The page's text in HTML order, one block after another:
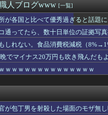
ものを契約している。ある日、そ
強の喫煙方法←これｗｗｗｗｗ
ど山本太郎は無くならないからね
。 助けてください。」
り切れちゃった理由」
「えっ…」→苦しんでいる最中に届
に耳洗浄しに行ったらこうなる
ジャクソン・アーバインを完全移
付いたんやが
んでる『理由』、ガチでヤバイ・
たこと第1位・・・
人ブログwww [一覧]
が各国と比べて優秀過ぎると話題に
通ってたら、数十日単位の証拠写
しれない。食品消費税減税（
でマイナス20万円も吹き飛んだも
ｗｗｗｗｗｗｗｗｗｗｗｗｗｗ
が包丁男を射殺した場面のモザ無し